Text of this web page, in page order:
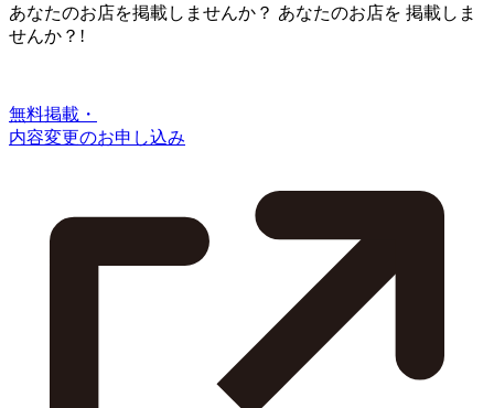
あなたのお店を掲載しませんか？ あなたのお店を 掲載しま
せんか？!
無料掲載・
内容変更のお申し込み